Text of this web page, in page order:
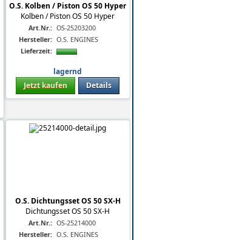
O.S. Kolben / Piston OS 50 Hyper
Kolben / Piston OS 50 Hyper
Art.Nr.: OS-25203200
Hersteller: O.S. ENGINES
Lieferzeit:
lagernd
Jetzt kaufen
Details
O.S. Dichtungsset OS 50 SX-H
Dichtungsset OS 50 SX-H
Art.Nr.: OS-25214000
Hersteller: O.S. ENGINES